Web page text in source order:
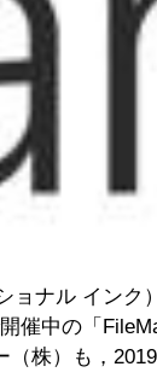
ョナル インク
催中の「
株）も，